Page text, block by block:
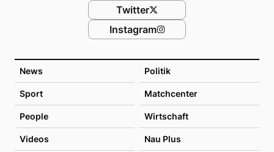
News Politik
Sport Matchcenter
People Wirtschaft
Videos Nau Plus
Twitter
Instagram